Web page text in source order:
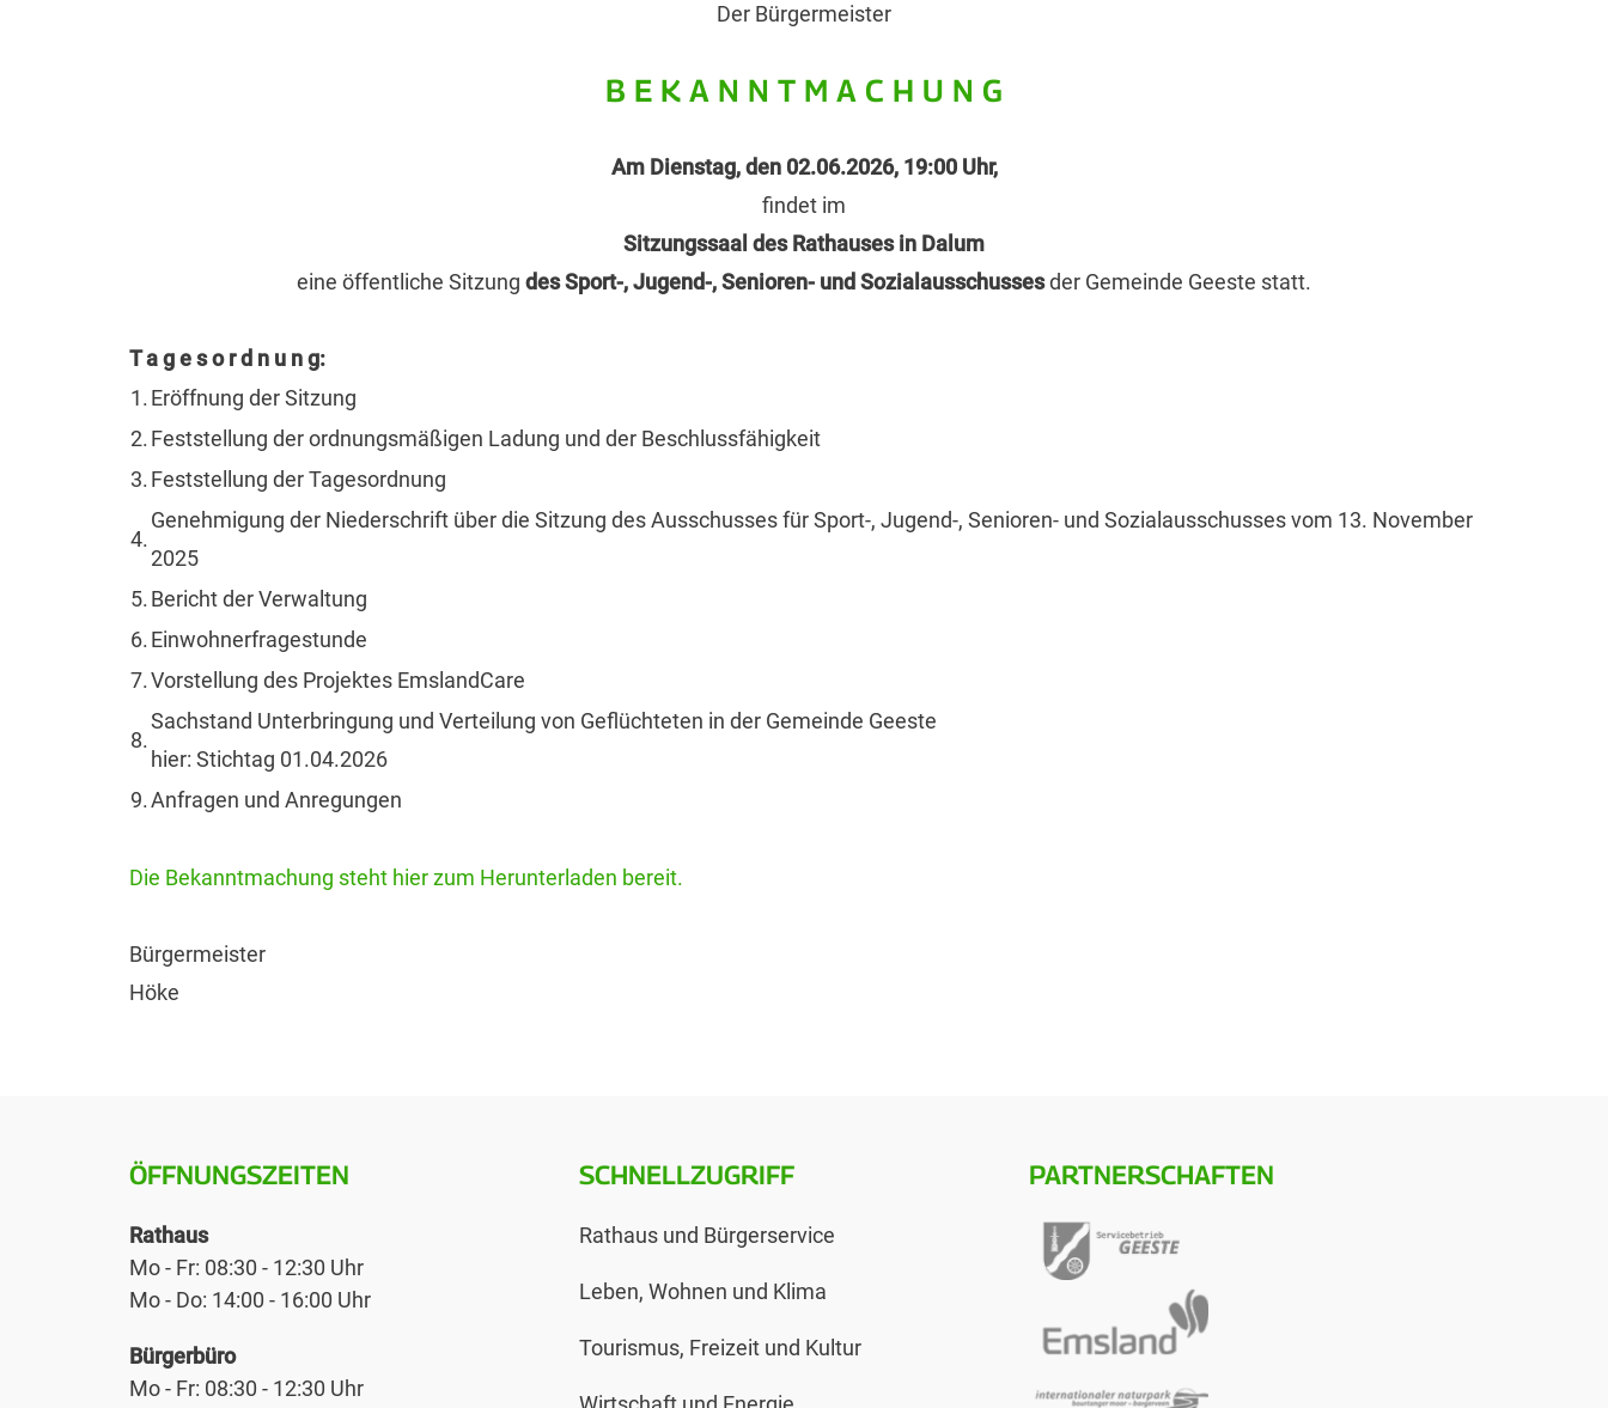
Der Bürgermeister
B E K A N N T M A C H U N G
Am Dienstag, den 02.06.2026, 19:00 Uhr,
findet im
Sitzungssaal des Rathauses in Dalum
eine öffentliche Sitzung des Sport-, Jugend-, Senioren- und Sozialausschussesder Gemeinde Geeste statt.
T a g e s o r d n u n g:
1. Eröffnung der Sitzung
2. Feststellung der ordnungsmäßigen Ladung und der Beschlussfähigkeit
3. Feststellung der Tagesordnung
4.
Genehmigung der Niederschrift über die Sitzung des Ausschusses für Sport-, Jugend-, Senioren- und Sozialausschusses vom 13. November
2025
5. Bericht der Verwaltung
6. Einwohnerfragestunde
7.Vorstellung des Projektes EmslandCare
8.
Sachstand Unterbringung und Verteilung von Geflüchteten in der Gemeinde Geeste
hier: Stichtag 01.04.2026
9.Anfragen und Anregungen
Die Bekanntmachung steht hier zum Herunterladen bereit.
Bürgermeister
Höke
ÖFFNUNGSZEITEN
Rathaus
Mo - Fr: 08:30 - 12:30 Uhr
Mo - Do: 14:00 - 16:00 Uhr
Bürgerbüro
Mo - Fr: 08:30 - 12:30 Uhr
SCHNELLZUGRIFF
Rathaus und Bürgerservice
Leben, Wohnen und Klima
Tourismus, Freizeit und Kultur
PARTNERSCHAFTEN